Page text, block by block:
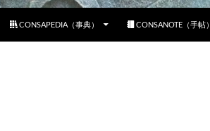
CONSAPEDIA（事典）
CONSANOTE（手帖）